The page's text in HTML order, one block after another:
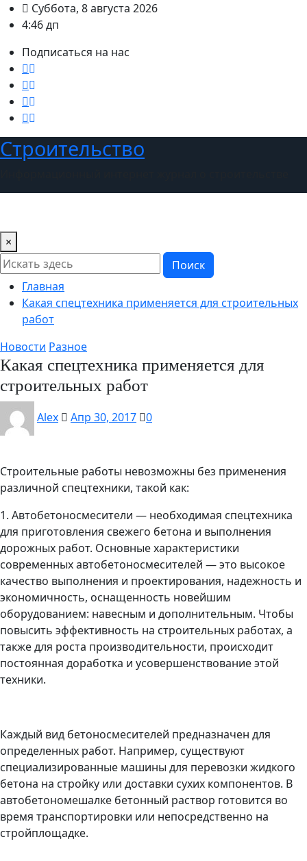
ПерейтиСуббота, 8 августа 2026
4:46 дп
Подписаться на нас
Строительство
×
Поиск
Главная
Какая спецтехника применяется для строительных
работ
Новости Разное
Какая спецтехника применяется для
строительных работ
Alex Апр 30, 2017 0
Строительные работы невозможны без применения
различной спецтехники, такой как:
1. Автобетоносмесители — необходимая спецтехника
для приготовления свежего бетона и выполнения
дорожных работ. Основные характеристики
современных автобетоносмесителей — это высокое
качество выполнения и проектирования, надежность и
экономичность, оснащенность новейшим
оборудованием: навесным и дополнительным. Чтобы
повысить эффективность на строительных работах, а
также для роста производительности, происходит
постоянная доработка и усовершенствование этой
техники.
Каждый вид бетоносмесителей предназначен для
определенных работ. Например, существуют
специализированные машины для перевозки жидкого
бетона на стройку или доставки сухих компонентов. В
автобетономешалке бетонный раствор готовится во
время транспортировки или непосредственно на
стройплощадке.